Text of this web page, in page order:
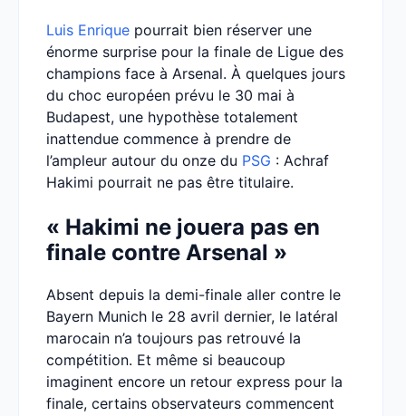
Luis Enrique pourrait bien réserver une
énorme surprise pour la finale de Ligue des
champions face à Arsenal. À quelques jours
du choc européen prévu le 30 mai à
Budapest, une hypothèse totalement
inattendue commence à prendre de
l’ampleur autour du onze du PSG : Achraf
Hakimi pourrait ne pas être titulaire.
« Hakimi ne jouera pas en
finale contre Arsenal »
Absent depuis la demi-finale aller contre le
Bayern Munich le 28 avril dernier, le latéral
marocain n’a toujours pas retrouvé la
compétition. Et même si beaucoup
imaginent encore un retour express pour la
finale, certains observateurs commencent